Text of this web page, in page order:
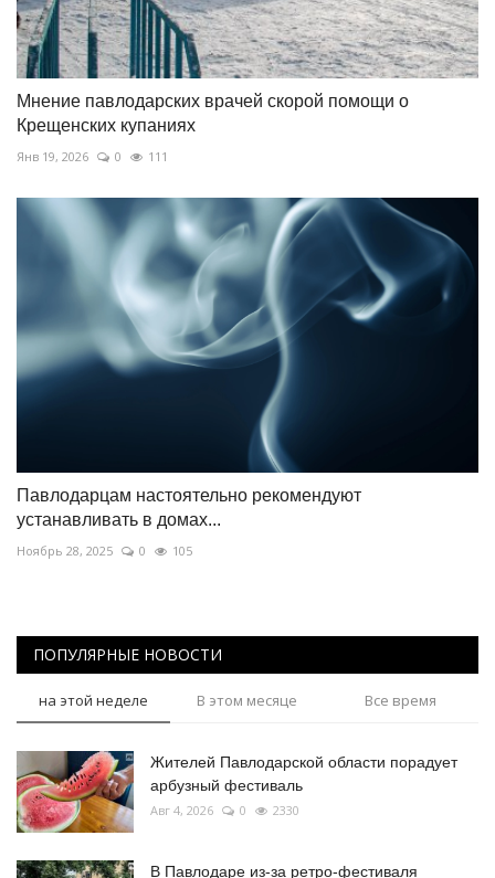
Мнение павлодарских врачей скорой помощи о
Крещенских купаниях
Янв 19, 2026 0 111
Павлодарцам настоятельно рекомендуют
устанавливать в домах...
Ноябрь 28, 2025 0 105
ПОПУЛЯРНЫЕ НОВОСТИ
на этой неделе В этом месяце Все время
Жителей Павлодарской области порадует
арбузный фестиваль
Авг 4, 2026 0 2330
В Павлодаре из-за ретро-фестиваля